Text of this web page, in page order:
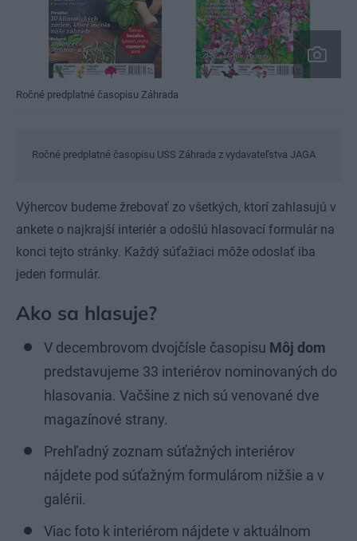
Ročné predplatné časopisu Záhrada
Ročné predplatné časopisu USS Záhrada z vydavateľstva JAGA
Výhercov budeme žrebovať zo všetkých, ktorí zahlasujú v
ankete o najkrajší interiér a odošlú hlasovací formulár na
konci tejto stránky. Každý súťažiaci môže odoslať iba
jeden formulár.
Ako sa hlasuje?
V decembrovom dvojčísle časopisu Môj dom
predstavujeme 33 interiérov nominovaných do
hlasovania. Vačšine z nich sú venované dve
magazínové strany.
Prehľadný zoznam súťažných interiérov
nájdete pod súťažným formulárom nižšie a v
galérii.
Viac foto k interiérom nájdete v aktuálnom